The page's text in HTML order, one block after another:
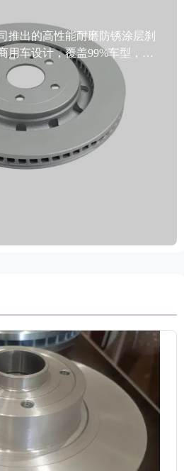
推出的高性能耐磨防锈涂层刹
用车设计，覆盖99%车型，满
。产品采用优质灰铁、GG20
，结合先进机械加工技术与动
性能精准稳定。表面经多重防
抗腐蚀能力与使用寿命，保障
TS16949和R90 E-mark认
COP国际质量审核认可。
客户提供安全、高效、耐用的